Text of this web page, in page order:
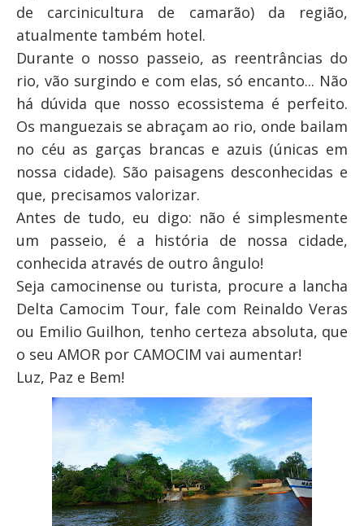
de carcinicultura de camarão) da região,
atualmente também hotel.
Durante o nosso passeio, as reentrâncias do
rio, vão surgindo e com elas, só encanto... Não
há dúvida que nosso ecossistema é perfeito.
Os manguezais se abraçam ao rio, onde bailam
no céu as garças brancas e azuis (únicas em
nossa cidade). São paisagens desconhecidas e
que, precisamos valorizar.
Antes de tudo, eu digo: não é simplesmente
um passeio, é a história de nossa cidade,
conhecida através de outro ângulo!
Seja camocinense ou turista, procure a lancha
Delta Camocim Tour, fale com Reinaldo Veras
ou Emilio Guilhon, tenho certeza absoluta, que
o seu AMOR por CAMOCIM vai aumentar!
Luz, Paz e Bem!